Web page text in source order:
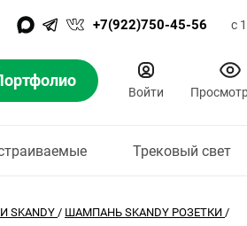
+7(922)750-45-56 с
Войти
Трековый свет
SKANDY / ШАМПАНЬ SKANDY РОЗЕТКИ /